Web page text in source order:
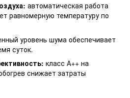
автоматическая работа
равномерную температуру по
уровень шума обеспечивает
суток.
класс А++ на
снижает затраты